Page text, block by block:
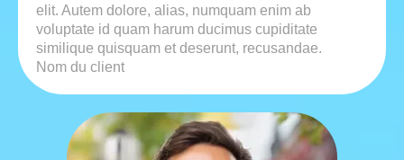
elit. Autem dolore, alias, numquam enim ab
voluptate id quam harum ducimus cupiditate
similique quisquam et deserunt, recusandae.
Nom du client